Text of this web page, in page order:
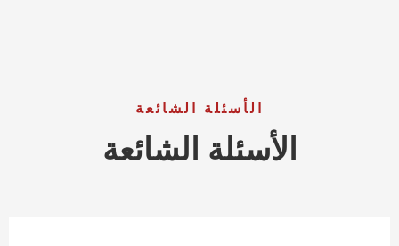
الأسئلة الشائعة
الأسئلة الشائعة